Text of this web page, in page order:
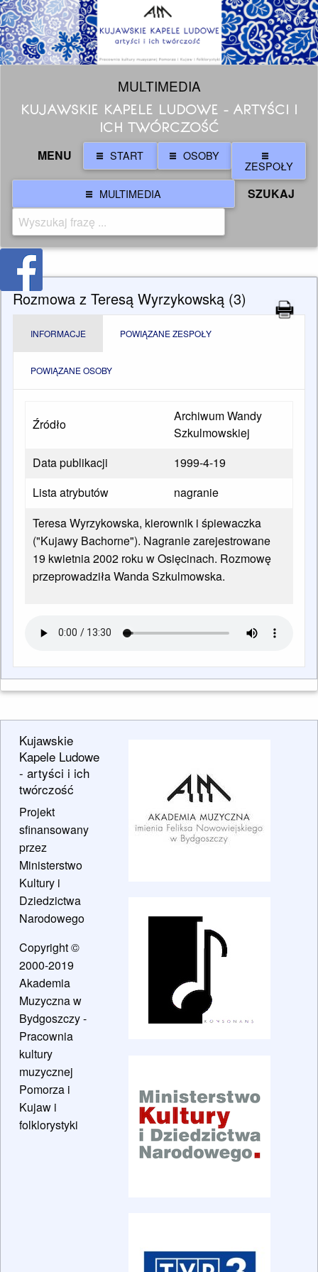
MULTIMEDIA
KUJAWSKIE KAPELE LUDOWE - ARTYŚCI I
ICH TWÓRCZOŚĆ
MENU START OSOBY
ZESPOŁY
MULTIMEDIA
SZUKAJ
Rozmowa z Teresą Wyrzykowską (3)
INFORMACJE POWIĄZANE ZESPOŁY
POWIĄZANE OSOBY
Źródło
Archiwum Wandy
Szkulmowskiej
Data publikacji
1999-4-19
Lista atrybutów
nagranie
Teresa Wyrzykowska, kierownik i śpiewaczka
("Kujawy Bachorne"). Nagranie zarejestrowane
19 kwietnia 2002 roku w Osięcinach. Rozmowę
przeprowadziła Wanda Szkulmowska.
Kujawskie
Kapele Ludowe
- artyści i ich
twórczość
Projekt
sfinansowany
przez
Ministerstwo
Kultury i
Dziedzictwa
Narodowego
Copyright ©
2000-2019
Akademia
Muzyczna w
Bydgoszczy -
Pracownia
kultury
muzycznej
Pomorza i
Kujaw i
folklorystyki